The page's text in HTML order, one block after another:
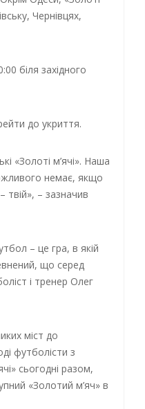
Чернівцях,
біля західного
до укриття.
«Золоті м’ячі». Наша
немає, якщо
твій», – зазначив
– це гра, в якій
що серед
і тренер Олег
міст до
футболісти з
сьогодні разом,
«Золотий м’яч» в